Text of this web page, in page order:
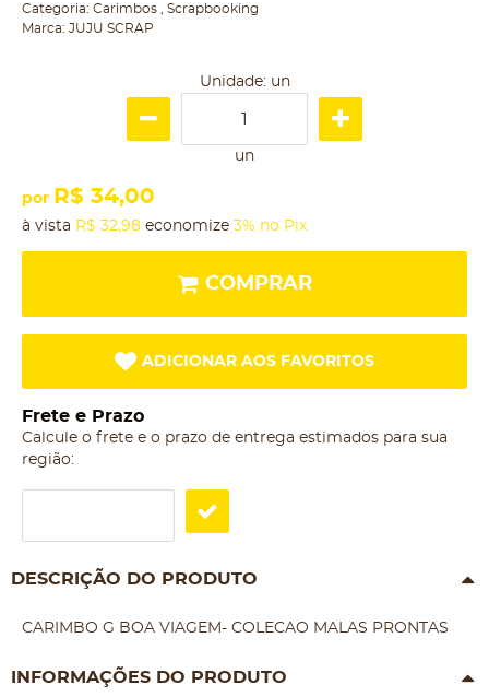
Categoria: Carimbos
Scrapbooking
Marca: JUJU SCRAP
Unidade: un
un
por R$ 34,00
à vista R$ 32,98 economize 3% no Pix
COMPRAR
ADICIONAR AOS FAVORITOS
Frete e Prazo
Calcule o frete e o prazo de entrega estimados para sua
região:
DESCRIÇÃO DO PRODUTO
CARIMBO G BOA VIAGEM- COLECAO MALAS PRONTAS
INFORMAÇÕES DO PRODUTO